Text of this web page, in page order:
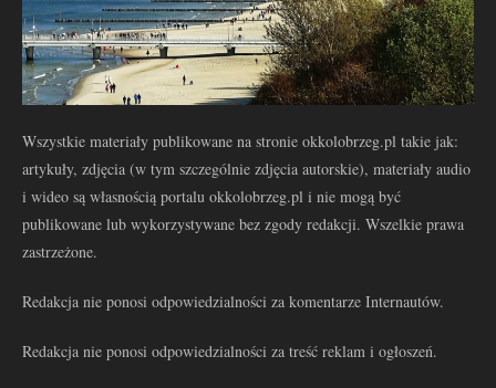
Wszystkie materiały publikowane na stronie okkolobrzeg.pl takie jak:
artykuły, zdjęcia (w tym szczególnie zdjęcia autorskie), materiały audio
i wideo są własnością portalu okkolobrzeg.pl i nie mogą być
publikowane lub wykorzystywane bez zgody redakcji. Wszelkie prawa
zastrzeżone.
Redakcja nie ponosi odpowiedzialności za komentarze Internautów.
Redakcja nie ponosi odpowiedzialności za treść reklam i ogłoszeń.